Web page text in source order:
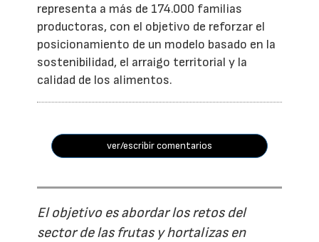
representa a más de 174.000 familias
productoras, con el objetivo de reforzar el
posicionamiento de un modelo basado en la
sostenibilidad, el arraigo territorial y la
calidad de los alimentos.
ver/escribir comentarios
El objetivo es abordar los retos del
sector de las frutas y hortalizas en